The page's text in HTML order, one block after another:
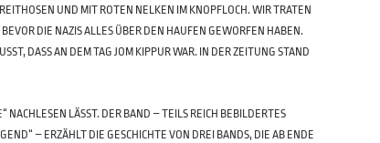
UND MIT ROTEN NELKEN IM KNOPFLOCH. WIR TRATEN
DIE NAZIS ALLES ÜBER DEN HAUFEN GEWORFEN HABEN.
DASS AN DEM TAG JOM KIPPUR WAR. IN DER ZEITUNG STAND
LÄSST. DER BAND – TEILS REICH BEBILDERTES
– ERZÄHLT DIE GESCHICHTE VON DREI BANDS, DIE AB ENDE